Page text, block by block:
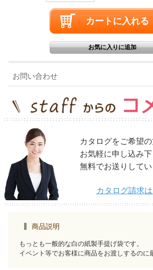
お問い合わせ
カタログをご希望
お気軽に申し込み
無料でお送りして
カタログ請求
商品説明
もっとも一般的な白の紙製手提げ袋です。
イベント等でお客様に商品をお渡しするのに